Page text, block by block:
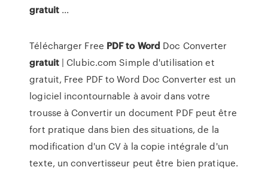
gratuit...
Télécharger Free PDFto Word Doc Converter
gratuit| Clubic.com Simple d'utilisation et
gratuit, Free PDF to Word Doc Converter est un
logiciel incontournable à avoir dans votre
trousse à Convertir un document PDF peut être
fort pratique dans bien des situations, de la
modification d'un CV à la copie intégrale d'un
texte, un convertisseur peut être bien pratique.